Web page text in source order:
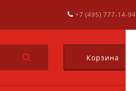
+7 (495) 777-14-94
Корзина